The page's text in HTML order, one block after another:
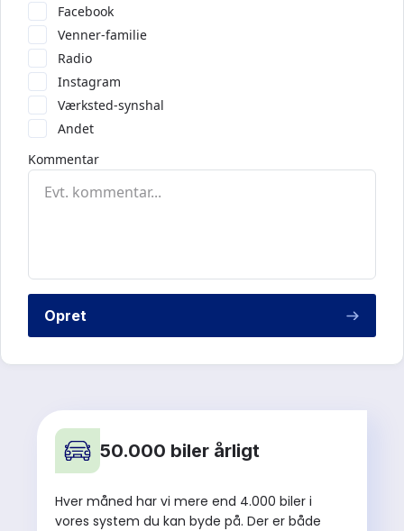
Facebook
Venner-familie
Radio
Instagram
Værksted-synshal
Andet
Kommentar
Opret
50.000 biler årligt
Hver måned har vi mere end 4.000 biler i
vores system du kan byde på. Der er både